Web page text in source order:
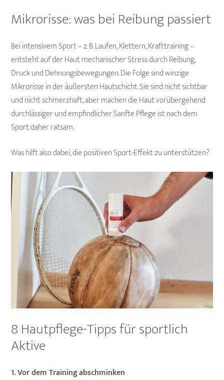
Mikrorisse: was bei Reibung passiert
Bei intensivem Sport – z. B. Laufen, Klettern, Krafttraining –
entsteht auf der Haut mechanischer Stress durch Reibung,
Druck und Dehnungsbewegungen. Die Folge sind winzige
Mikrorisse in der äußersten Hautschicht. Sie sind nicht sichtbar
und nicht schmerzhaft, aber machen die Haut vorübergehend
durchlässiger und empfindlicher. Sanfte Pflege ist nach dem
Sport daher ratsam.
Was hilft also dabei, die positiven Sport-Effekt zu unterstützen?
8 Hautpflege-Tipps für sportlich
Aktive
1. Vor dem Trainingabschminken